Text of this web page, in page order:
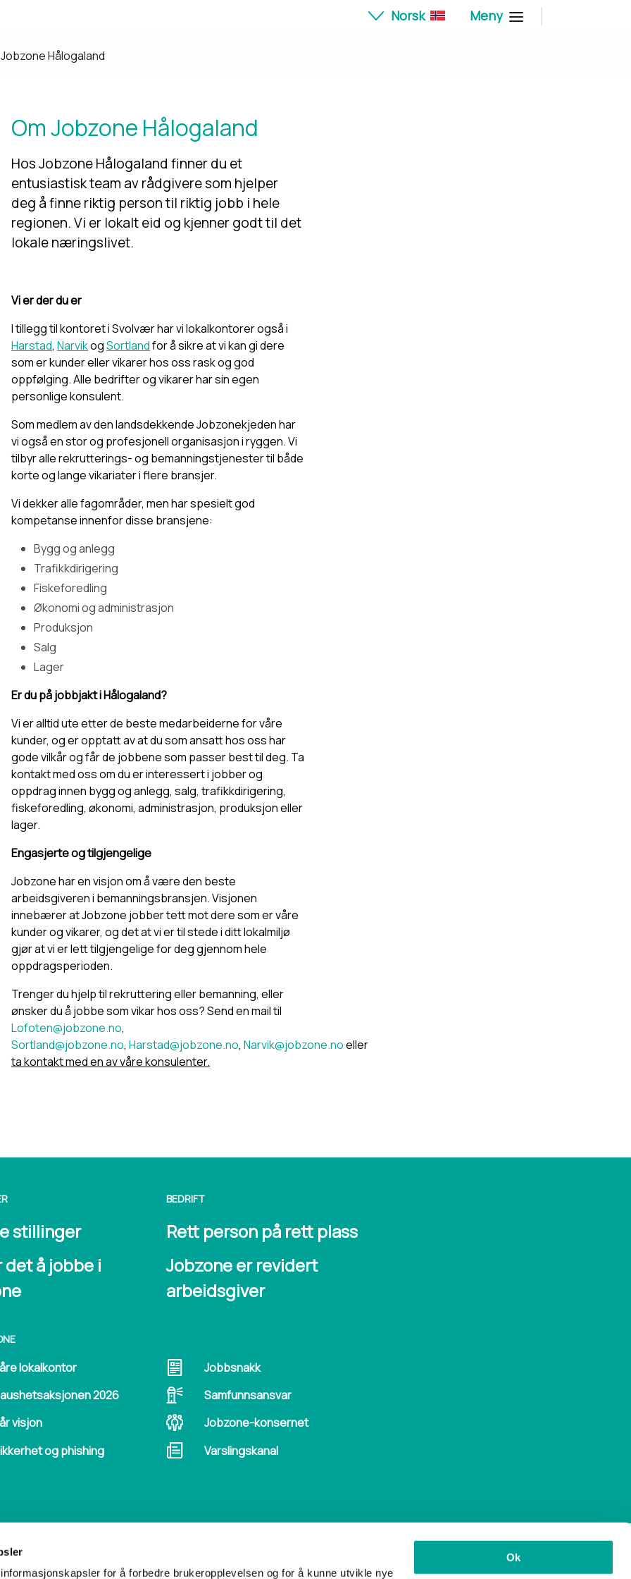
for å forbedre brukeropplevelsen og for å kunne utvikle nye
Ok
Norsk Meny
Hålogaland
Om Jobzone Hålogaland
Hos Jobzone Hålogaland finner du et
entusiastisk team av rådgivere som hjelper
deg å finne riktig person til riktig jobb i hele
regionen. Vi er lokalt eid og kjenner godt til det
lokale næringslivet.
Vi er der du er
I tillegg til kontoret i Svolvær har vi lokalkontorer også i
Harstad, NarvikogSortlandfor å sikre at vi kan gi dere
som er kunder eller vikarer hos oss rask og god
oppfølging. Alle bedrifter og vikarer har sin egen
personlige konsulent.
Som medlem av den landsdekkende Jobzonekjeden har
vi også en stor og profesjonell organisasjon i ryggen. Vi
tilbyr alle rekrutterings- og bemanningstjenester til både
korte og lange vikariater i flere bransjer.
Vi dekker alle fagområder, men har spesielt god
kompetanse innenfor disse bransjene:
Bygg og anlegg
Trafikkdirigering
Fiskeforedling
Økonomi og administrasjon
Produksjon
Salg
Lager
Er du på jobbjakt i Hålogaland?
Vi er alltid ute etter de beste medarbeiderne for våre
kunder, og er opptatt av at du som ansatt hos oss har
gode vilkår og får de jobbene som passer best til deg. Ta
kontakt med oss om du er interessert i jobber og
oppdrag innen bygg og anlegg, salg, trafikkdirigering,
fiskeforedling, økonomi, administrasjon, produksjon eller
lager.
Engasjerte og tilgjengelige
Jobzone har en visjon om å være den beste
arbeidsgiveren i bemanningsbransjen. Visjonen
innebærer at Jobzone jobber tett mot dere som er våre
kunder og vikarer, og det at vi er til stede i ditt lokalmiljø
gjør at vi er lett tilgjengelige for deg gjennom hele
oppdragsperioden.
Trenger du hjelp til rekruttering eller bemanning, eller
ønsker du å jobbe som vikar hos oss? Send en mail til
Lofoten@jobzone.no,
Sortland@jobzone.no, Harstad@jobzone.no, Narvik@jobzone.noeller
ta kontakt med en av våre konsulenter.
stillinger
det å jobbe i
BEDRIFT
Rett person på rett plass
Jobzone er revidert
arbeidsgiver
lokalkontor
Jobbsnakk
2026
Samfunnsansvar
visjon
Jobzone-konsernet
og phishing
Varslingskanal
SOSIALE MEDIER KONTAKT OSS